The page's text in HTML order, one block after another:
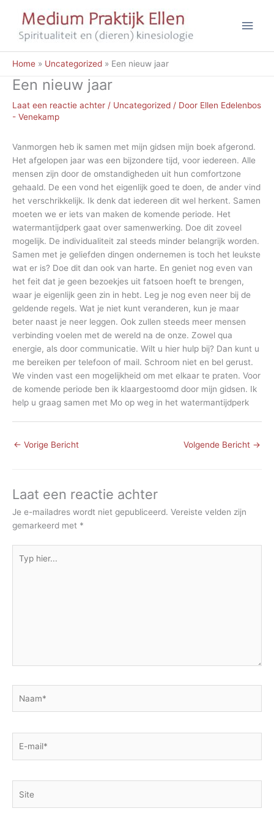
Home Uncategorized Een nieuw jaar
Een nieuw jaar
Laat een reactie achter / Uncategorized / Door Ellen Edelenbos
- Venekamp
Vanmorgen heb ik samen met mijn gidsen mijn boek afgerond.
Het afgelopen jaar was een bijzondere tijd, voor iedereen. Alle
mensen zijn door de omstandigheden uit hun comfortzone
gehaald. De een vond het eigenlijk goed te doen, de ander vind
het verschrikkelijk. Ik denk dat iedereen dit wel herkent. Samen
moeten we er iets van maken de komende periode. Het
watermantijdperk gaat over samenwerking. Doe dit zoveel
mogelijk. De individualiteit zal steeds minder belangrijk worden.
Samen met je geliefden dingen ondernemen is toch het leukste
wat er is? Doe dit dan ook van harte. En geniet nog even van
het feit dat je geen bezoekjes uit fatsoen hoeft te brengen,
waar je eigenlijk geen zin in hebt. Leg je nog even neer bij de
geldende regels. Wat je niet kunt veranderen, kun je maar
beter naast je neer leggen. Ook zullen steeds meer mensen
verbinding voelen met de wereld na de onze. Zowel qua
energie, als door communicatie. Wilt u hier hulp bij? Dan kunt u
me bereiken per telefoon of mail. Schroom niet en bel gerust.
We vinden vast een mogelijkheid om met elkaar te praten. Voor
de komende periode ben ik klaargestoomd door mijn gidsen. Ik
help u graag samen met Mo op weg in het watermantijdperk
← Vorige Bericht Volgende Bericht →
Laat een reactie achter
Je e-mailadres wordt niet gepubliceerd. Vereiste velden zijn
gemarkeerd met *
hier...
mail*